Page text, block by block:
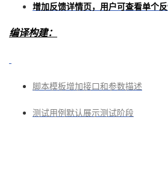
增加反馈详情页，用户可查看单个
编译构建：
脚本模板增加接口和参数描述
测试用例默认展示测试阶段